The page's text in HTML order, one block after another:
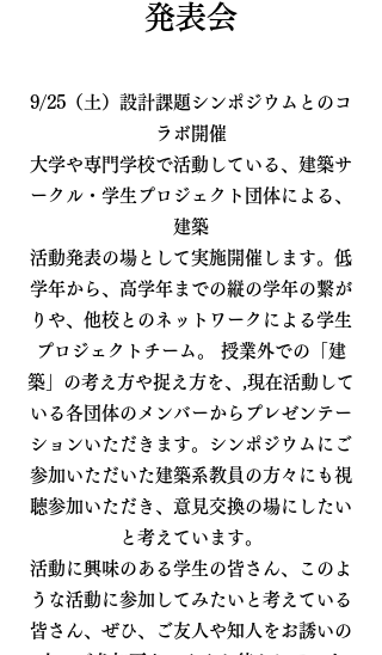
発表会
9/25（土）設計課題シンポジウムとのコ
ラボ開催
大学や専門学校で活動している、建築サ
ークル・学生プロジェクト団体による、
建築
活動発表の場として実施開催します。低
学年から、高学年までの縦の学年の繋が
りや、他校とのネットワークによる学生
プロジェクトチーム。 授業外での「建
築」の考え方や捉え方を、,現在活動して
いる各団体のメンバーからプレゼンテー
ションいただきます。シンポジウムにご
参加いただいた建築系教員の方々にも視
聴参加いただき、意見交換の場にしたい
と考えています。
活動に興味のある学生の皆さん、このよ
うな活動に参加してみたいと考えている
皆さん、ぜひ、ご友人や知人をお誘いの